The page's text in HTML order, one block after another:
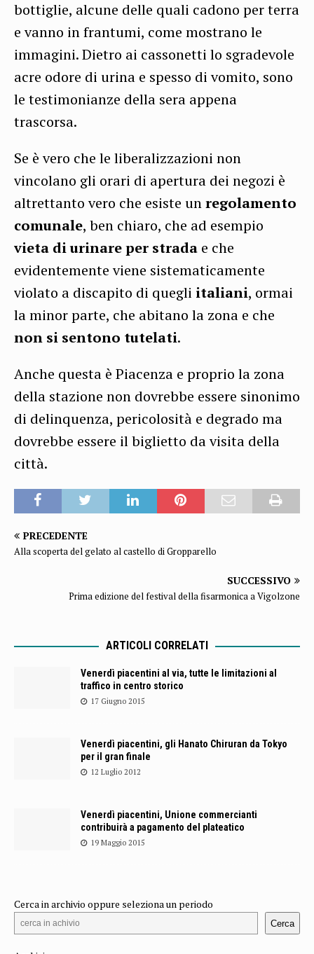
bottiglie, alcune delle quali cadono per terra
e vanno in frantumi, come mostrano le
immagini. Dietro ai cassonetti lo sgradevole
acre odore di urina e spesso di vomito, sono
le testimonianze della sera appena
trascorsa.
Se è vero che le liberalizzazioni non
vincolano gli orari di apertura dei negozi è
altrettanto vero che esiste unregolamento
comunale, ben chiaro, che ad esempio
vieta di urinare per strada e che
evidentemente viene sistematicamente
violato a discapito di quegli italiani, ormai
la minor parte, che abitano la zona e che
non si sentono tutelati.
Anche questa è Piacenza e proprio la zona
della stazione non dovrebbe essere sinonimo
di delinquenza, pericolosità e degrado ma
dovrebbe essere il biglietto da visita della
città.
PRECEDENTE
Alla scoperta del gelato al castello di Gropparello
SUCCESSIVO
Prima edizione del festival della fisarmonica a Vigolzone
ARTICOLI CORRELATI
Venerdì piacentini al via, tutte le limitazioni al
traffico in centro storico
17 Giugno 2015
Venerdì piacentini, gli Hanato Chiruran da Tokyo
per il gran finale
12 Luglio 2012
Venerdì piacentini, Unione commercianti
contribuirà a pagamento del plateatico
19 Maggio 2015
Cerca in archivio oppure seleziona un periodo
Cerca